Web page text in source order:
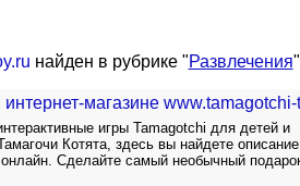
найден в рубрике "Развлечения"
магазине www.tamagotchi-
игры Tamagotchi для детей и
Котята, здесь вы найдете описание
Сделайте самый необычный